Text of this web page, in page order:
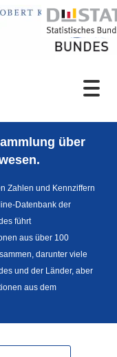
über
Zahlen und Kennziffern
Datenbank der
führt
aus über 100
darunter viele
und der Länder, aber
aus dem